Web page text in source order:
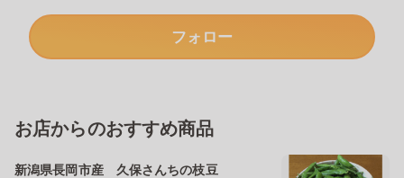
フォロー
お店からのおすすめ商品
新潟県長岡市産 久保さんちの枝豆